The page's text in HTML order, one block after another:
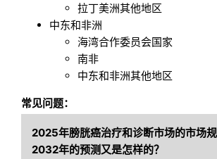
拉丁美洲其他地区
中东和非洲
海湾合作委员会国家
南非
中东和非洲其他地区
常见问题：
2025年膀胱癌治疗和诊断市场的市场规
2032年的预测又是怎样的？